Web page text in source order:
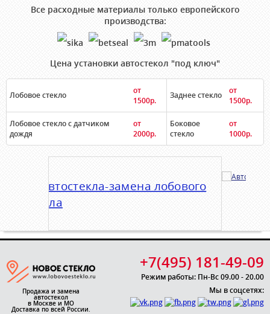
Все расходные материалы только европейского
производства:
Цена установки автостекол "под ключ"
Лобовое стекло
от
1500р.
Заднее стекло
от
1500р.
Лобовое стекло с датчиком
дождя
от
2000р.
Боковое
стекло
от
1000р.
Продажа и замена
автостекол
в Москве и МО
Доставка по всей России.
+7(495) 181-49-09
Режим работы: Пн-Вс 09.00 - 20.00
Мы в соцсетях: